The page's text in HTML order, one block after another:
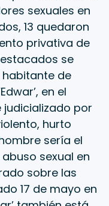
sexuales en
13 quedaron
privativa de
se
de
en el
judicializado por
hurto
sería el
sexual en
sobre las
17 de mayo en